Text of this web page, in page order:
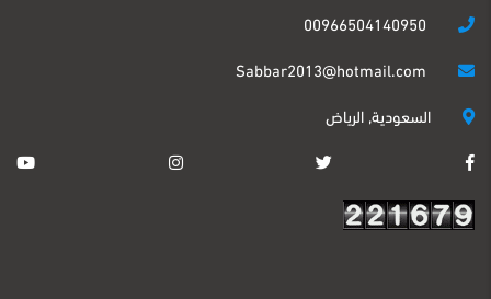
السعودية, الرياض